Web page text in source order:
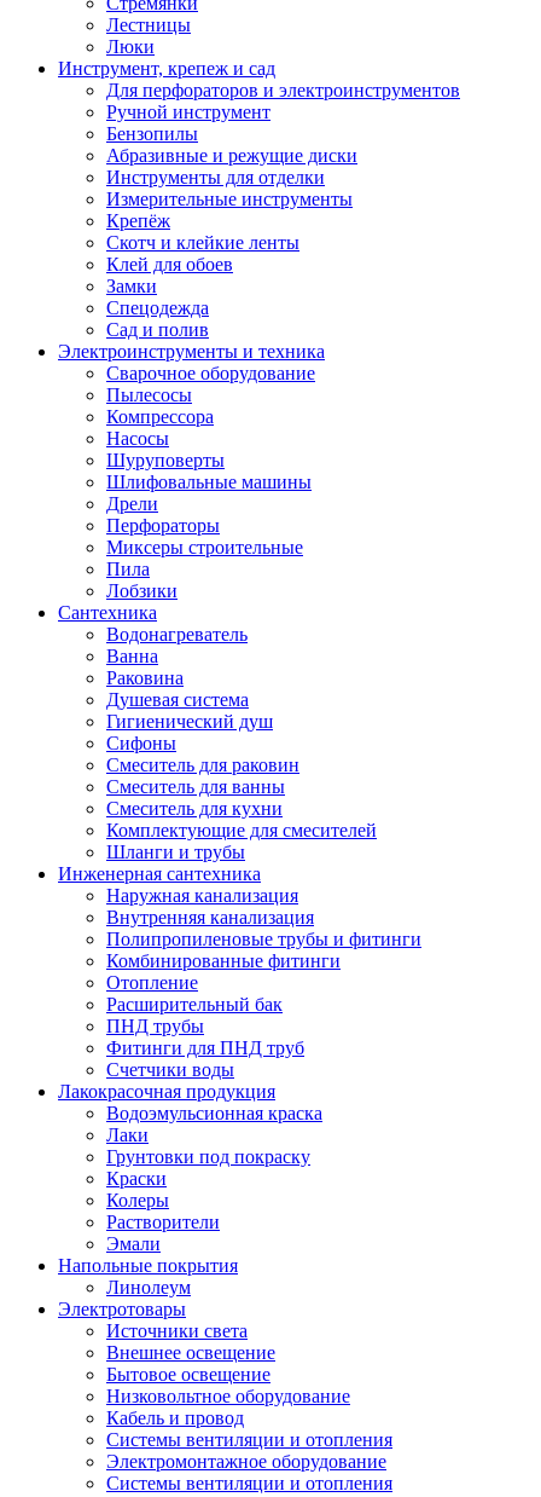
Лестницы
Люки
Инструмент, крепеж и сад
Для перфораторов и электроинструментов
Ручной инструмент
Бензопилы
Абразивные и режущие диски
Инструменты для отделки
Измерительные инструменты
Крепёж
Скотч и клейкие ленты
Клей для обоев
Замки
Спецодежда
Сад и полив
Электроинструменты и техника
Сварочное оборудование
Пылесосы
Компрессора
Насосы
Шуруповерты
Шлифовальные машины
Дрели
Перфораторы
Миксеры строительные
Пила
Лобзики
Сантехника
Водонагреватель
Ванна
Раковина
Душевая система
Гигиенический душ
Сифоны
Смеситель для раковин
Смеситель для ванны
Смеситель для кухни
Комплектующие для смесителей
Шланги и трубы
Инженерная сантехника
Наружная канализация
Внутренняя канализация
Полипропиленовые трубы и фитинги
Комбинированные фитинги
Отопление
Расширительный бак
ПНД трубы
Фитинги для ПНД труб
Счетчики воды
Лакокрасочная продукция
Водоэмульсионная краска
Лаки
Грунтовки под покраску
Краски
Колеры
Растворители
Эмали
Напольные покрытия
Линолеум
Электротовары
Источники света
Внешнее освещение
Бытовое освещение
Низковольтное оборудование
Кабель и провод
Системы вентиляции и отопления
Электромонтажное оборудование
Системы вентиляции и отопления